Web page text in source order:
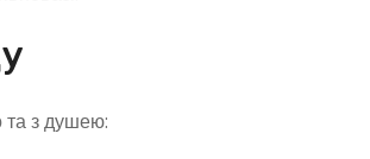
та з душею: